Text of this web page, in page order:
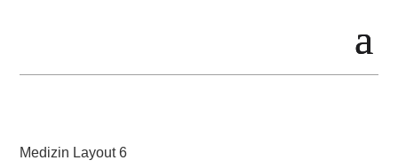
Medizin Layout 6